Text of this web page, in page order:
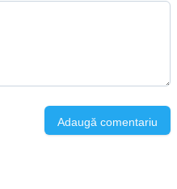
Adaugă comentariu